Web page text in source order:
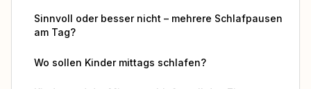
Sinnvoll oder besser nicht – mehrere Schlafpausen
am Tag?
Wo sollen Kinder mittags schlafen?